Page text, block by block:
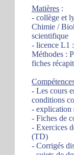
Matières :
- collège et
Chimie /
scientifique
- licence L1
Méthodes :
fiches
- Les cours
conditions
- explication
- Fiches de
- Exercices
(TD)
- Corrigés